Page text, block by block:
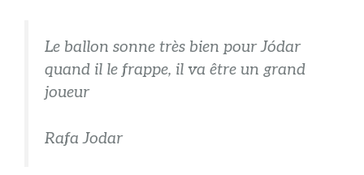
Le ballon sonne très bien pour Jódar
quand il le frappe, il va être un grand
joueur
Rafa Jodar